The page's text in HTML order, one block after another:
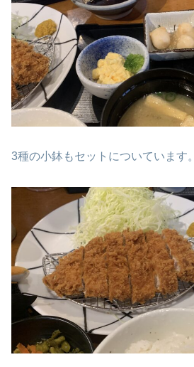
3種の小鉢もセットについています。